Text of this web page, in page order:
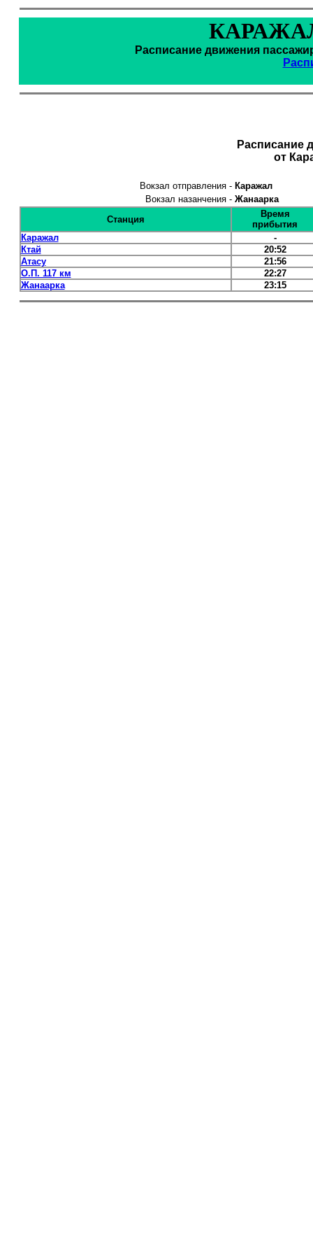
Расписание движения
Расписание
от
Вокзал отправления - Каражал
Вокзал назанчения - Жанаарка
Станция
Время
прибытия
Каражал
-
Ктай
20:52
Атасу
21:56
О.П. 117 км
22:27
Жанаарка
23:15